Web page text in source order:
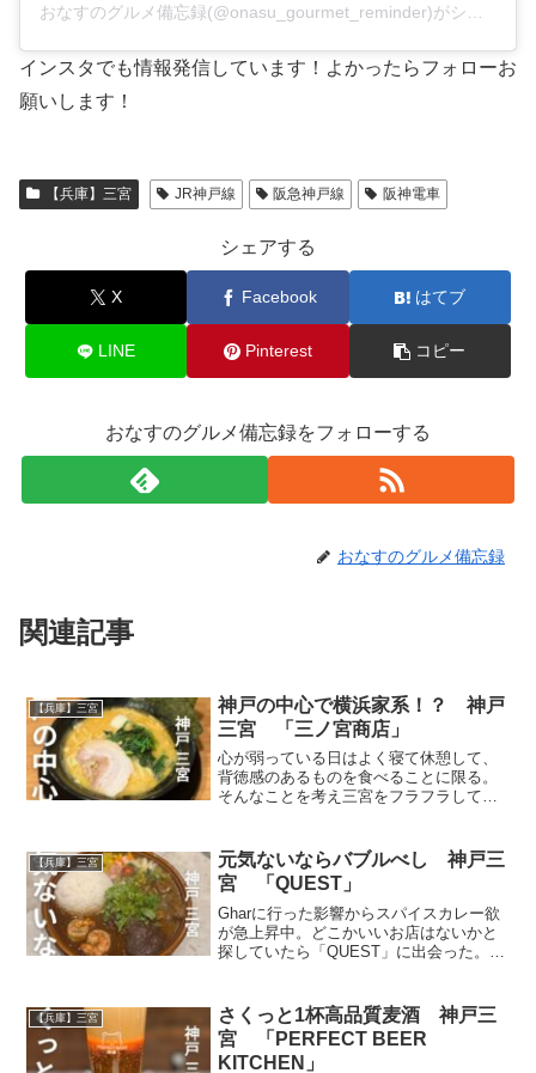
おなすのグルメ備忘録(@onasu_gourmet_reminder)がシェアした投稿
インスタでも情報発信しています！よかったらフォローお
願いします！
【兵庫】三宮 JR神戸線 阪急神戸線 阪神電車
シェアする
X Facebook はてブ
LINE Pinterest コピー
おなすのグルメ備忘録をフォローする
おなすのグルメ備忘録
関連記事
【兵庫】三宮
神戸の中心で横浜家系！？ 神戸
三宮 「三ノ宮商店」
心が弱っている日はよく寝て休憩して、
背徳感のあるものを食べることに限る。
そんなことを考え三宮をフラフラしてい
スープを飲めばたちまち背徳感に襲われ
るほど。これは美味しい。
【兵庫】三宮
元気ないならバブルべし 神戸三
宮 「QUEST」
Gharに行った影響からスパイスカレー欲
が急上昇中。どこかいいお店はないかと
探していたら「QUEST」に出会った。こ
ん？どこだ？怪しげなビルの地下からカ
レーのいい匂い？
【兵庫】三宮
さくっと1杯高品質麦酒 神戸三
宮 「PERFECT BEER
KITCHEN」